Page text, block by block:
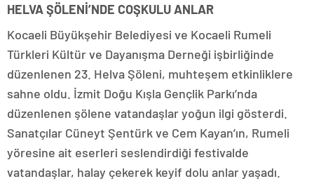
HELVA ŞÖLENİ’NDE COŞKULU ANLAR
Kocaeli Büyükşehir Belediyesi ve Kocaeli Rumeli
Türkleri Kültür ve Dayanışma Derneği işbirliğinde
düzenlenen 23. Helva Şöleni, muhteşem etkinliklere
sahne oldu. İzmit Doğu Kışla Gençlik Parkı’nda
düzenlenen şölene vatandaşlar yoğun ilgi gösterdi.
Sanatçılar Cüneyt Şentürk ve Cem Kayan’ın, Rumeli
yöresine ait eserleri seslendirdiği festivalde
vatandaşlar, halay çekerek keyif dolu anlar yaşadı.